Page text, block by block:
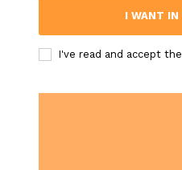
I WANT IN
I've read and accept the